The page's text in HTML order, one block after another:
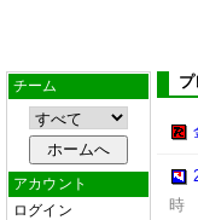
チーム
アカウント
ログイン
時